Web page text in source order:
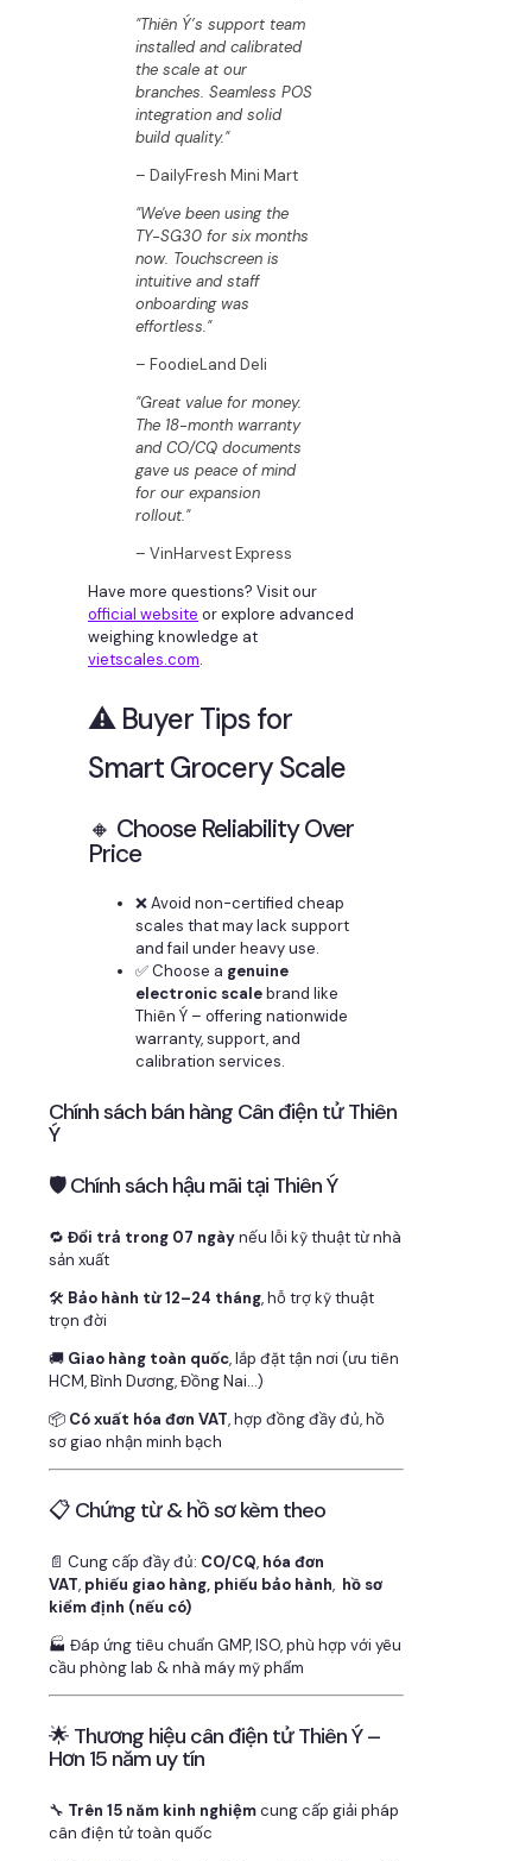
"Thiên Ý’s support team
installed and calibrated
the scale at our
branches. Seamless POS
integration and solid
build quality."
– DailyFresh Mini Mart
"We've been using the
TY-SG30 for six months
now. Touchscreen is
intuitive and staff
onboarding was
effortless."
– FoodieLand Deli
"Great value for money.
The 18-month warranty
and CO/CQ documents
gave us peace of mind
for our expansion
rollout."
– VinHarvest Express
Have more questions? Visit our
official website or explore advanced
weighing knowledge at
vietscales.com.
⚠️ Buyer Tips for
Smart Grocery Scale
🔸 Choose Reliability Over
Price
❌ Avoid non-certified cheap
scales that may lack support
and fail under heavy use.
✅ Choose a genuine
electronic scalebrand like
Thiên Ý – offering nationwide
warranty, support, and
calibration services.
Chính sách bán hàng Cân điện tử Thiên
Ý
🛡 Chính sách hậu mãi tại Thiên Ý
🔁 Đổi trả trong 07 ngàynếu lỗi kỹ thuật từ nhà
sản xuất
🛠 Bảo hành từ 12–24 tháng, hỗ trợ kỹ thuật
trọn đời
🚚 Giao hàng toàn quốc, lắp đặt tận nơi (ưu tiên
HCM, Bình Dương, Đồng Nai…)
📦 Có xuất hóa đơn VAT, hợp đồng đầy đủ, hồ
sơ giao nhận minh bạch
📋 Chứng từ & hồ sơ kèm theo
📄 Cung cấp đầy đủ: CO/CQ, hóa đơn
VAT, phiếu giao hàng, phiếu bảo hành, hồ sơ
kiểm định (nếu có)
🏭 Đáp ứng tiêu chuẩn GMP, ISO, phù hợp với yêu
cầu phòng lab & nhà máy mỹ phẩm
🌟 Thương hiệu cân điện tử Thiên Ý –
Hơn 15 năm uy tín
🔧 Trên 15 năm kinh nghiệmcung cấp giải pháp
cân điện tử toàn quốc